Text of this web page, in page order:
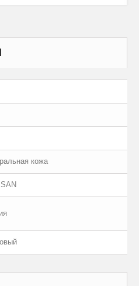
кожа